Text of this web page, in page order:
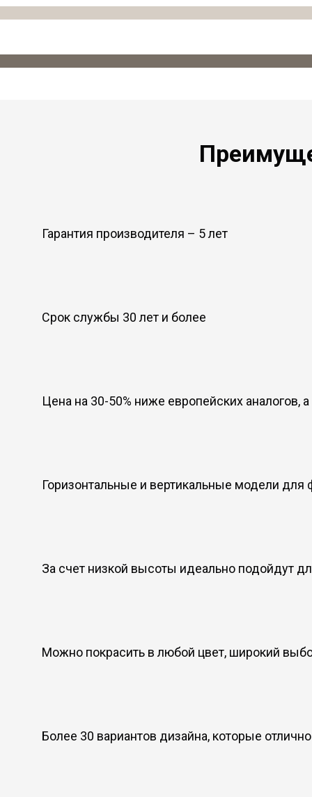
Гарантия производителя – 5 лет
Срок службы 30 лет и более
Цена на 30-50% ниже европейских аналогов,
Горизонтальные и вертикальные модели для
За счет низкой высоты идеально подойдут
Можно покрасить в любой цвет, широкий
Более 30 вариантов дизайна, которые